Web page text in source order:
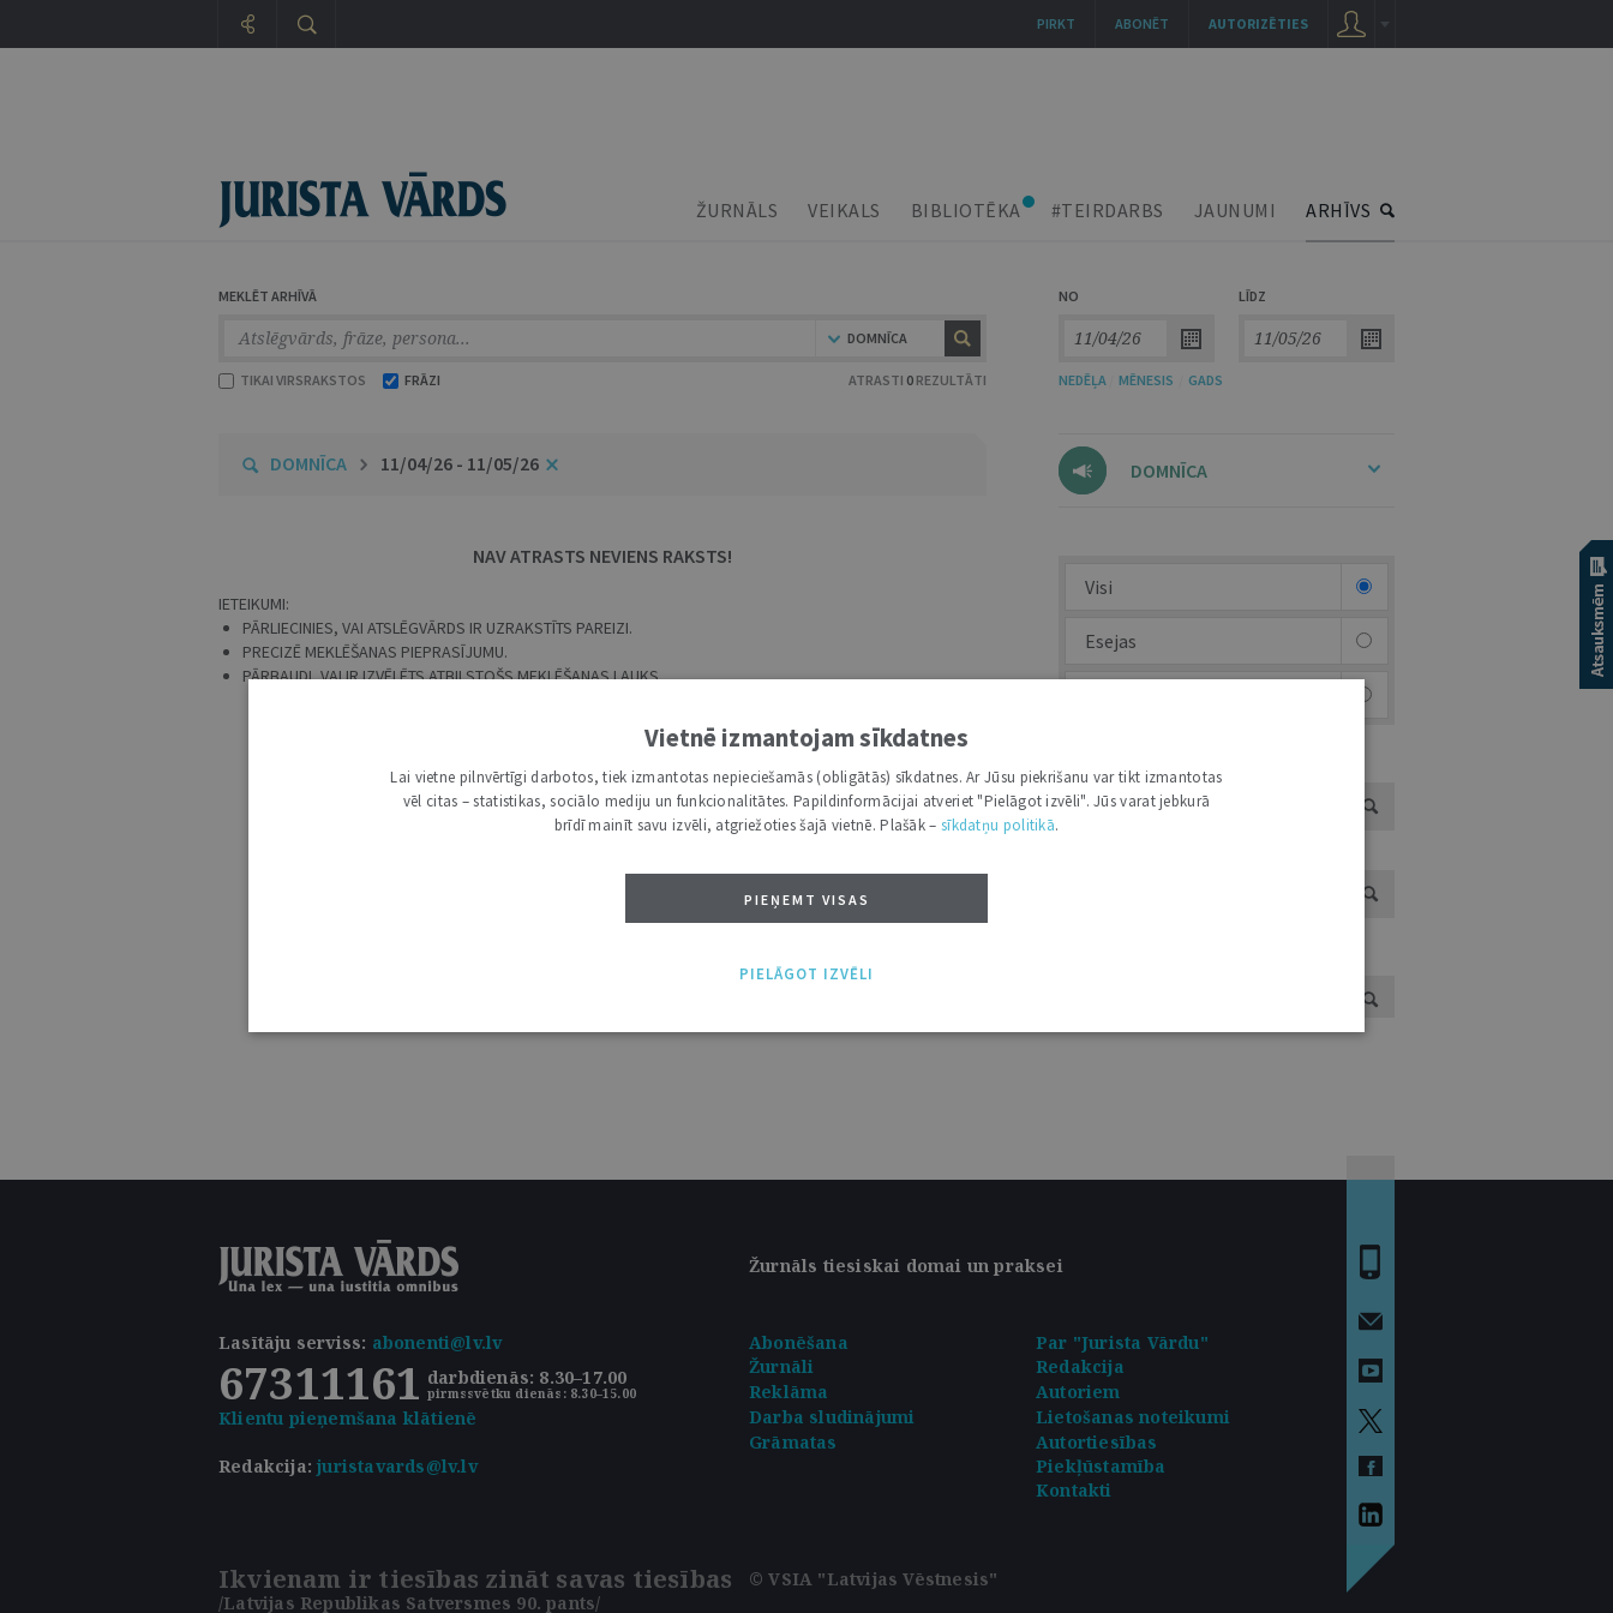
ŽURNĀLS VEIKALS BIBLIOTĒKA #TEIRDARBS JAUNUMI ARHĪVS
MEKLĒT ARHĪVĀ
DOMNĪCA
TIKAI VIRSRAKSTOS FRĀZI ATRASTI 0 REZULTĀTI
NO LĪDZ
NEDĒĻA MĒNESIS GADS
DOMNĪCA 11/04/26 - 11/05/26
NAV ATRASTS NEVIENS RAKSTS!
IETEIKUMI:
PĀRLIECINIES, VAI ATSLĒGVĀRDS IR UZRAKSTĪTS PAREIZI.
PRECIZĒ MEKLĒŠANAS PIEPRASĪJUMU.
PĀRBAUDI, VAI IR IZVĒLĒTS ATBILSTOŠS MEKLĒŠANAS LAUKS.
DOMNĪCA
Visi
Esejas
ESEJAS AUTORI
Žurnāls tiesiskai domai un praksei
Lasītāju serviss: abonenti@lv.lv
67311161 darbdienās: 8.30–17.00
pirmssvētku dienās: 8.30–15.00
Klientu pieņemšana klātienē
Abonēšana
Par "Jurista Vārdu"
Žurnāli
Redakcija
Reklāma
Autoriem
Darba sludinājumi
Lietošanas noteikumi
Redakcija:juristavards@lv.lv
Grāmatas
Autortiesības
Piekļūstamība
Kontakti
Ikvienam ir tiesības zināt savas tiesības
/Latvijas Republikas Satversmes 90. pants/
© VSIA "Latvijas Vēstnesis"
AUTORIZĒTIES
ABONĒT
PIRKT
Vietnē izmantojam sīkdatnes
Lai vietne pilnvērtīgi darbotos, tiek izmantotas nepieciešamās (obligātās) sīkdatnes. Ar Jūsu piekrišanu var tikt izmantotas
vēl citas – statistikas, sociālo mediju un funkcionalitātes. Papildinformācijai atveriet "Pielāgot izvēli". Jūs varat jebkurā
brīdī mainīt savu izvēli, atgriežoties šajā vietnē. Plašāk – sīkdatņu politikā.
PIEŅEMT VISAS
PIELĀGOT IZVĒLI